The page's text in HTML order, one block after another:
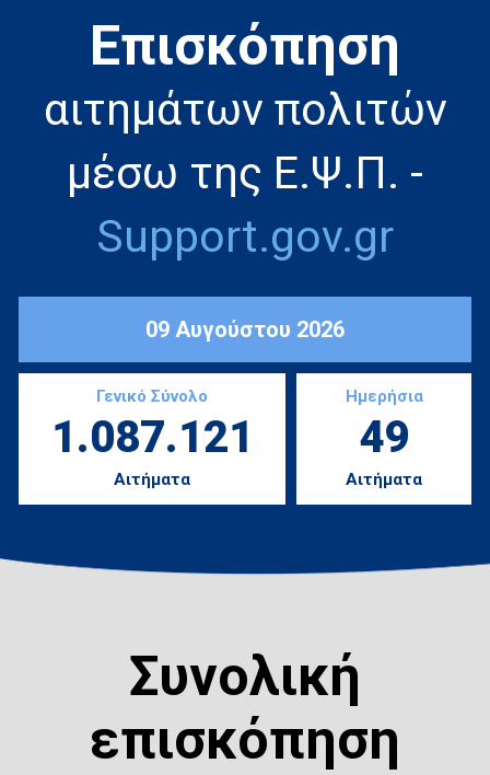
Eπισκόπηση
αιτημάτων πολιτών
μέσω της Ε.Ψ.Π. -
Support.gov.gr
09 Αυγούστου 2026
Γενικό Σύνολο
1.087.121
Αιτήματα
Ημερήσια
49
Αιτήματα
Συνολική
επισκόπηση